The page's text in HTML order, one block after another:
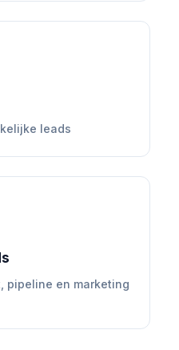
leads
pipeline en marketing